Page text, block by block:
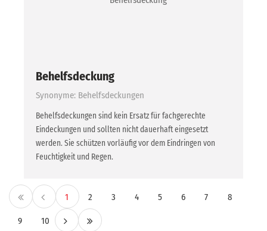
Behelfsdeckung
Synonyme: Behelfsdeckungen
Behelfsdeckungen sind kein Ersatz für fachgerechte
Eindeckungen und sollten nicht dauerhaft eingesetzt
werden. Sie schützen vorläufig vor dem Eindringen von
Feuchtigkeit und Regen.
1 2 3 4 5 6 7 8
9 10